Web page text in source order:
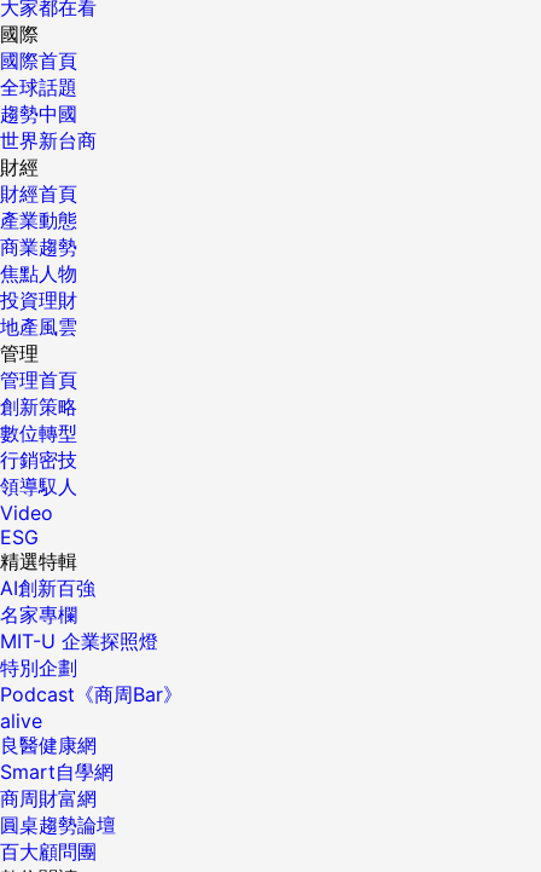
大家都在看
國際
國際首頁
全球話題
趨勢中國
世界新台商
財經
財經首頁
產業動態
商業趨勢
焦點人物
投資理財
地產風雲
管理
管理首頁
創新策略
數位轉型
行銷密技
領導馭人
Video
ESG
精選特輯
AI創新百強
名家專欄
MIT-U 企業探照燈
特別企劃
Podcast《商周Bar》
alive
良醫健康網
Smart自學網
商周財富網
圓桌趨勢論壇
百大顧問團